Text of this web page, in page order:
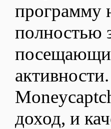
программу
полностью
активности.
доход, и